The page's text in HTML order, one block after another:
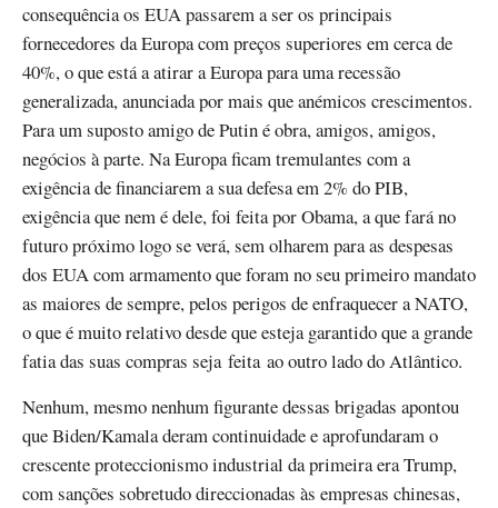
consequência os EUA passarem a ser os principais
fornecedores da Europa com preços superiores em cerca de
40%, o que está a atirar a Europa para uma recessão
generalizada, anunciada por mais que anémicos crescimentos.
Para um suposto amigo de Putin é obra, amigos, amigos,
negócios à parte. Na Europa ficam tremulantes com a
exigência de financiarem a sua defesa em 2% do PIB,
exigência que nem é dele, foi feita por Obama, a que fará no
futuro próximo logo se verá, sem olharem para as despesas
dos EUA com armamento que foram no seu primeiro mandato
as maiores de sempre, pelos perigos de enfraquecer a NATO,
o que é muito relativo desde que esteja garantido que a grande
fatia das suas compras seja feita ao outro lado do Atlântico.
Nenhum, mesmo nenhum figurante dessas brigadas apontou
que Biden/Kamala deram continuidade e aprofundaram o
crescente proteccionismo industrial da primeira era Trump,
com sanções sobretudo direccionadas às empresas chinesas,